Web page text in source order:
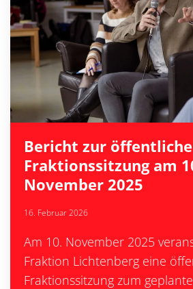
Bericht zur
Fraktionssitzung am
November 2025
16. Februar 2026
Am 10. November 2025
Fraktion Lichtenberg eine
Fraktionssitzung zum